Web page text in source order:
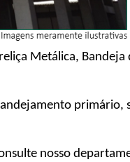
Metálica,
nosso